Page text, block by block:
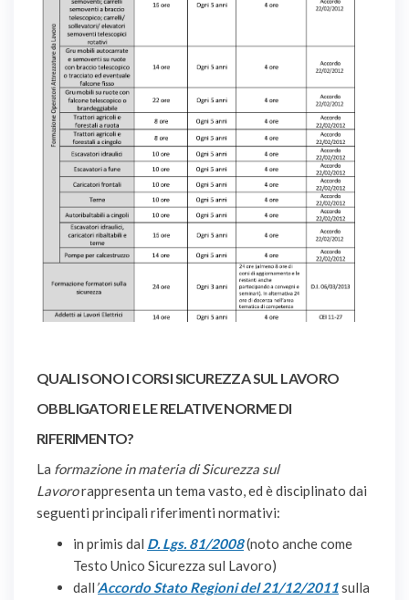
QUALI SONO I CORSI SICUREZZA SUL LAVORO
OBBLIGATORI E LE RELATIVE NORME DI
RIFERIMENTO?
La formazione in materia di Sicurezza sul
Lavororappresenta un tema vasto, ed è disciplinato dai
seguenti principali riferimenti normativi:
in primis dal D. Lgs. 81/2008(noto anche come
Testo Unico Sicurezza sul Lavoro)
dall’Accordo Stato Regioni del 21/12/2011sulla